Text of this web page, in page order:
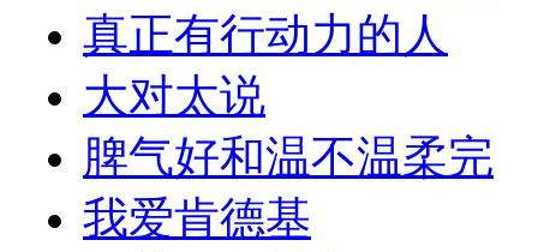
真正有行动力的人
大对太说
脾气好和温不温柔完
我爱肯德基